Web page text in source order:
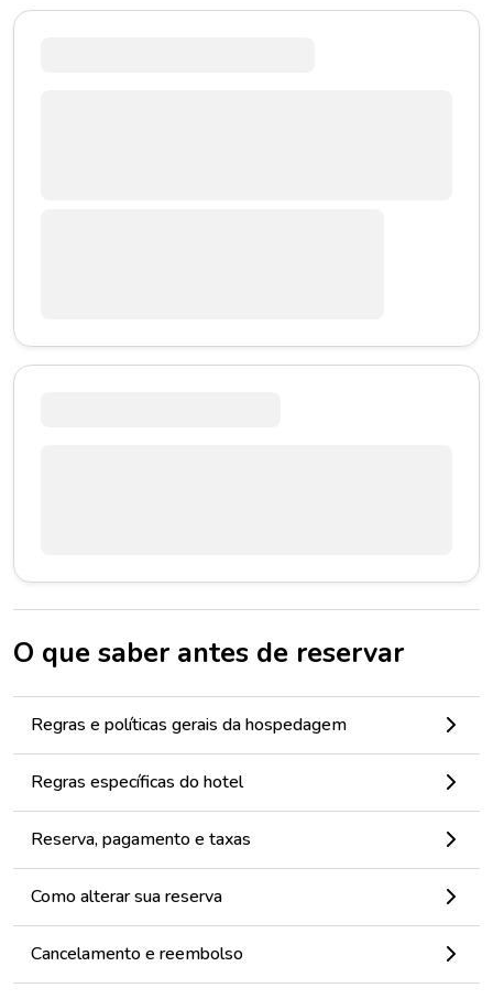
O que saber antes de reservar
Regras e políticas gerais da hospedagem
Regras específicas do hotel
Reserva, pagamento e taxas
Como alterar sua reserva
Cancelamento e reembolso